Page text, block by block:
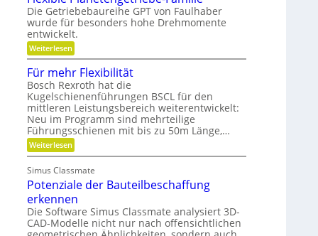
t
e
r
g
r
e
f
e
r
i
n
e
V
e
r
a
n
t
w
o
r
t
u
n
m
e
i
n
n
ü
t
z
i
g
e
S
t
i
f
t
n
g
g
e
g
r
ü
Die Getriebebaureihe GPT von Faulhaber
wurde für besonders hohe Drehmomente
entwickelt.
Weiterlesen:
F
e
x
i
b
l
e
P
l
a
e
t
e
n
g
e
Für mehr Flexibilität
Bosch Rexroth hat die
Kugelschienenführungen BSCL für den
mittleren Leistungsbereich weiterentwickelt:
Neu im Programm sind mehrteilige
Führungsschienen mit bis zu 50m Länge,…
Weiterlesen:
F
r
m
h
r
F
l
Simus Classmate
Potenziale der Bauteilbeschaffung
erkennen
Die Software Simus Classmate analysiert 3D-
CAD-Modelle nicht nur nach offensichtlichen